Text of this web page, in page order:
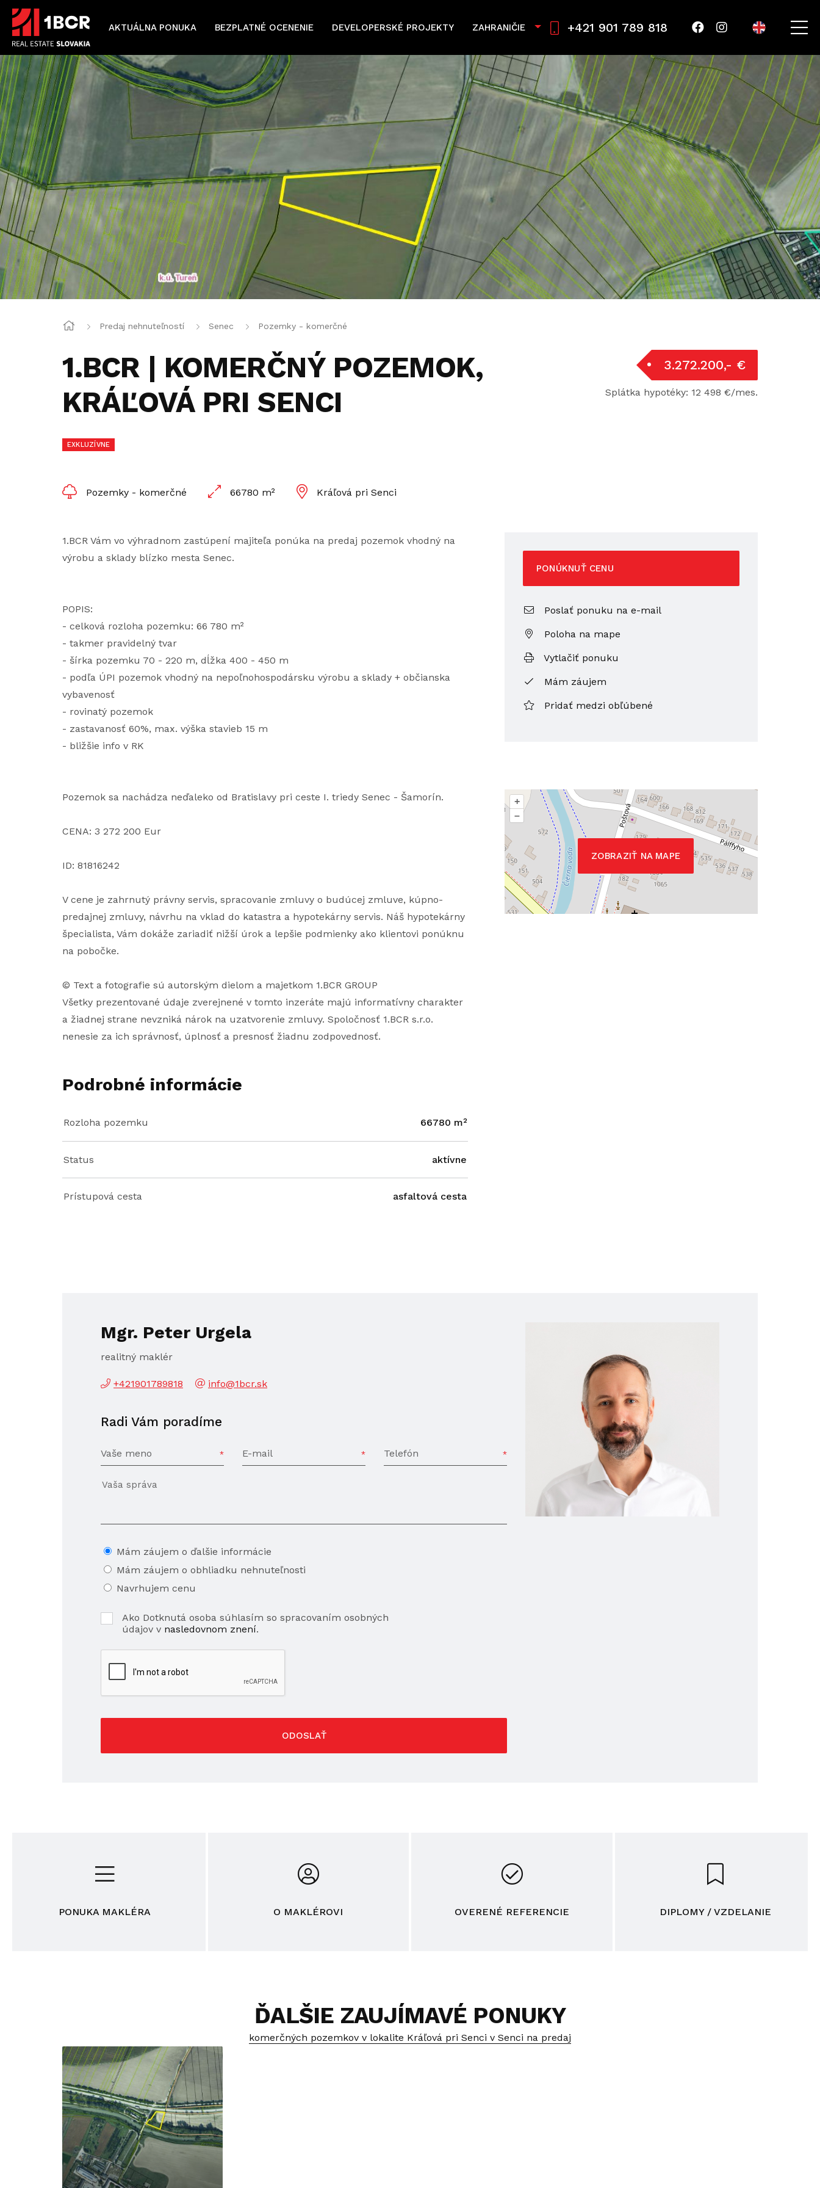
AKTUÁLNA PONUKA BEZPLATNÉ OCENENIE DEVELOPERSKÉ PROJEKTY ZAHRANIČIE +421 901 789 818
Predaj nehnuteľností Senec Pozemky - komerčné
1.BCR | KOMERČNÝ POZEMOK,
KRÁĽOVÁ PRI SENCI
EXKLUZÍVNE
3.272.200,- €
Splátka hypotéky: 12 498 €/mes.
Pozemky - komerčné 66780 m² Kráľová pri Senci
1.BCR Vám vo výhradnom zastúpení majiteľa ponúka na predaj pozemok vhodný na
výrobu a sklady blízko mesta Senec.
POPIS:
- celková rozloha pozemku: 66 780 m²
- takmer pravidelný tvar
- šírka pozemku 70 - 220 m, dĺžka 400 - 450 m
- podľa ÚPI pozemok vhodný na nepoľnohospodársku výrobu a sklady + občianska
vybavenosť
- rovinatý pozemok
- zastavanosť 60%, max. výška stavieb 15 m
- bližšie info v RK
Pozemok sa nachádza neďaleko od Bratislavy pri ceste I. triedy Senec - Šamorín.
CENA: 3 272 200 Eur
ID: 81816242
V cene je zahrnutý právny servis, spracovanie zmluvy o budúcej zmluve, kúpno-
predajnej zmluvy, návrhu na vklad do katastra a hypotekárny servis. Náš hypotekárny
špecialista, Vám dokáže zariadiť nižší úrok a lepšie podmienky ako klientovi ponúknu
na pobočke.
© Text a fotografie sú autorským dielom a majetkom 1.BCR GROUP
Všetky prezentované údaje zverejnené v tomto inzeráte majú informatívny charakter
a žiadnej strane nevzniká nárok na uzatvorenie zmluvy. Spoločnosť 1.BCR s.r.o.
nenesie za ich správnosť, úplnosť a presnosť žiadnu zodpovednosť.
Podrobné informácie
Rozloha pozemku 66780 m²
Status aktívne
Prístupová cesta asfaltová cesta
PONÚKNUŤ CENU
Poslať ponuku na e-mail
Poloha na mape
Vytlačiť ponuku
Mám záujem
Pridať medzi obľúbené
ZOBRAZIŤ NA MAPE
+
–
Mgr. Peter Urgela
realitný maklér
+421901789818 info@1bcr.sk
Radi Vám poradíme
Vaše meno E-mail Telefón
Mám záujem o ďalšie informácie
Mám záujem o obhliadku nehnuteľnosti
Navrhujem cenu
Ako Dotknutá osoba súhlasím so spracovaním osobných
údajov v nasledovnom znení.
ODOSLAŤ
PONUKA MAKLÉRA O MAKLÉROVI OVERENÉ REFERENCIE DIPLOMY / VZDELANIE
ĎALŠIE ZAUJÍMAVÉ PONUKY
komerčných pozemkov v lokalite Kráľová pri Senci v Senci na predaj